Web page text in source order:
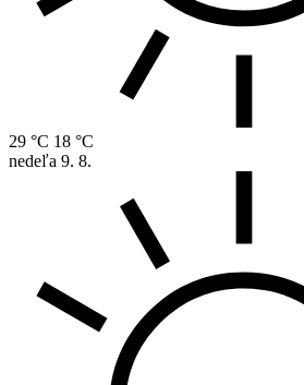
29 °C 18 °C
nedeľa 9. 8.